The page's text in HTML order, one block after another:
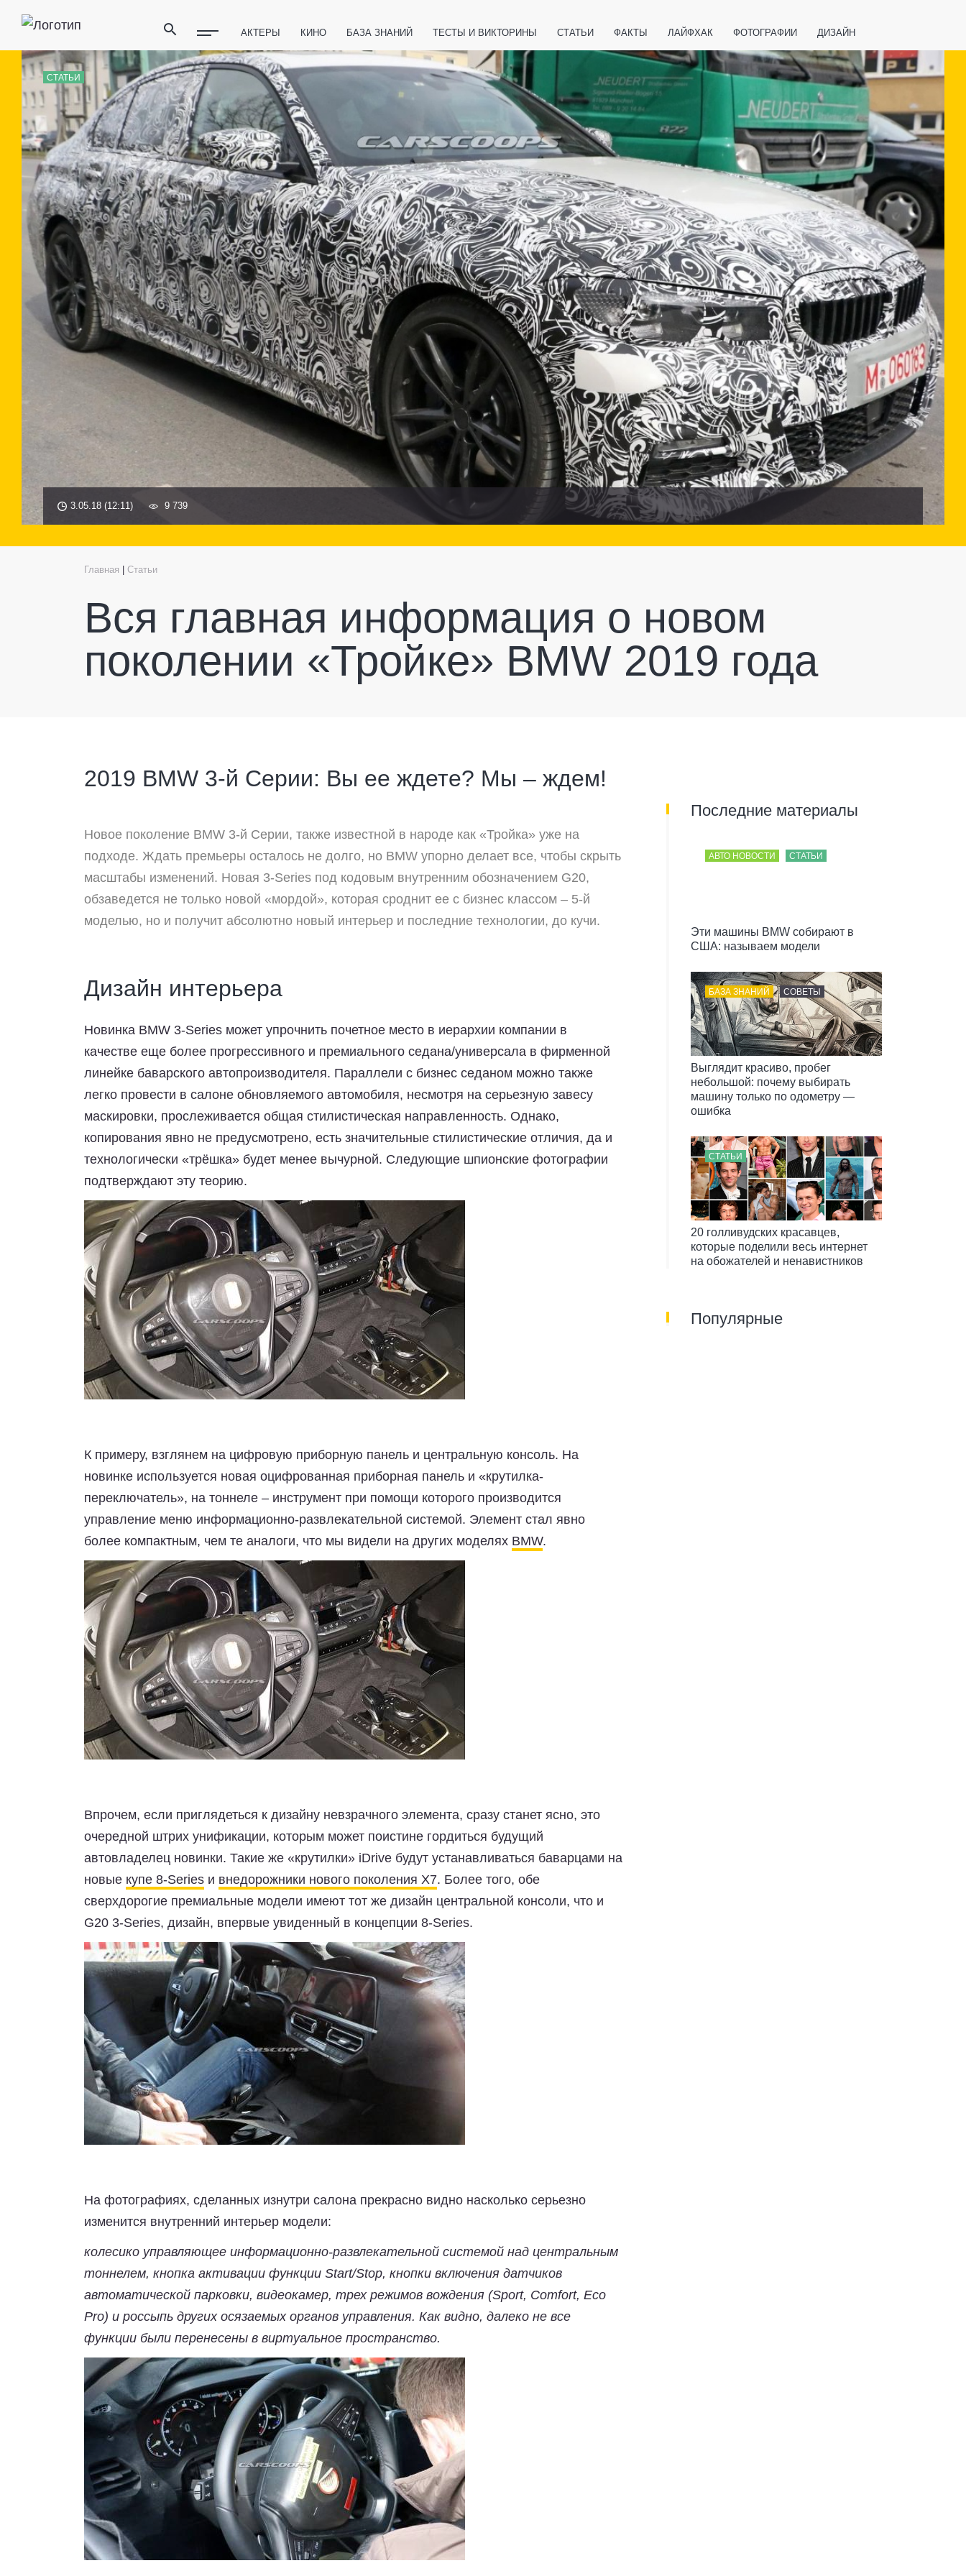
АКТЕРЫ КИНО БАЗА ЗНАНИЙ ТЕСТЫ И ВИКТОРИНЫ СТАТЬИ ФАКТЫ ЛАЙФХАК ФОТОГРАФИИ ДИЗАЙН
ПОЛЕЗНЫЕ СОВЕТЫ ЖИВОТНЫЕ ПОЛЕЗНО ЗНАТЬ ЗАКОНОДАТЕЛЬСТВО ВАЖНО ЗНАТЬ СПОРТ СМАРТФОНЫ ПОЛЕЗНОЕ
ФИТНЕС ТЕХНОЛОГИИ
СТАТЬИ
3.05.18 (12:11) 9 739
Главная Статьи
Вся главная информация о новом
поколении «Тройке» BMW 2019 года
2019 BMW 3-й Серии: Вы ее ждете? Мы – ждем!
Новое поколение BMW 3-й Серии, также известной в народе как «Тройка» уже на
подходе. Ждать премьеры осталось не долго, но BMW упорно делает все, чтобы скрыть
масштабы изменений. Новая 3-Series под кодовым внутренним обозначением G20,
обзаведется не только новой «мордой», которая сроднит ее с бизнес классом – 5-й
моделью, но и получит абсолютно новый интерьер и последние технологии, до кучи.
Дизайн интерьера
Новинка BMW 3-Series может упрочнить почетное место в иерархии компании в
качестве еще более прогрессивного и премиального седана/универсала в фирменной
линейке баварского автопроизводителя. Параллели с бизнес седаном можно также
легко провести в салоне обновляемого автомобиля, несмотря на серьезную завесу
маскировки, прослеживается общая стилистическая направленность. Однако,
копирования явно не предусмотрено, есть значительные стилистические отличия, да и
технологически «трёшка» будет менее вычурной. Следующие шпионские фотографии
подтверждают эту теорию.
К примеру, взглянем на цифровую приборную панель и центральную консоль. На
новинке используется новая оцифрованная приборная панель и «крутилка-
переключатель», на тоннеле – инструмент при помощи которого производится
управление меню информационно-развлекательной системой. Элемент стал явно
более компактным, чем те аналоги, что мы видели на других моделях BMW.
Впрочем, если приглядеться к дизайну невзрачного элемента, сразу станет ясно, это
очередной штрих унификации, которым может поистине гордиться будущий
автовладелец новинки. Такие же «крутилки» iDrive будут устанавливаться баварцами на
новые купе 8-Series и внедорожники нового поколения X7. Более того, обе
сверхдорогие премиальные модели имеют тот же дизайн центральной консоли, что и
G20 3-Series, дизайн, впервые увиденный в концепции 8-Series.
На фотографиях, сделанных изнутри салона прекрасно видно насколько серьезно
изменится внутренний интерьер модели:
колесико управляющее информационно-развлекательной системой над центральным
тоннелем, кнопка активации функции Start/Stop, кнопки включения датчиков
автоматической парковки, видеокамер, трех режимов вождения (Sport, Comfort, Eco
Pro) и россыпь других осязаемых органов управления. Как видно, далеко не все
функции были перенесены в виртуальное пространство.
Последние материалы
АВТО НОВОСТИ СТАТЬИ
Эти машины BMW собирают в
США: называем модели
БАЗА ЗНАНИЙ СОВЕТЫ
Выглядит красиво, пробег
небольшой: почему выбирать
машину только по одометру —
ошибка
СТАТЬИ
20 голливудских красавцев,
которые поделили весь интернет
на обожателей и ненавистников
Популярные